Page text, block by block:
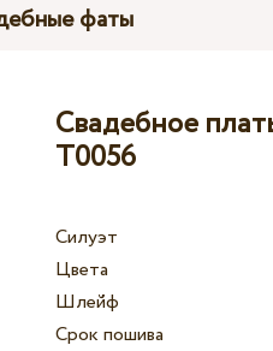
фаты
Свадебное
T0056
Силуэт
Цвета
Шлейф
Срок пошива